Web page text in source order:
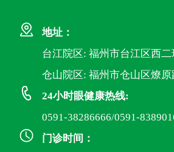
地址：
台江院区: 福州市台江区西
仓山院区: 福州市仓山区燎原
24小时眼健康热线:
0591-38286666/0591-
门诊时间：